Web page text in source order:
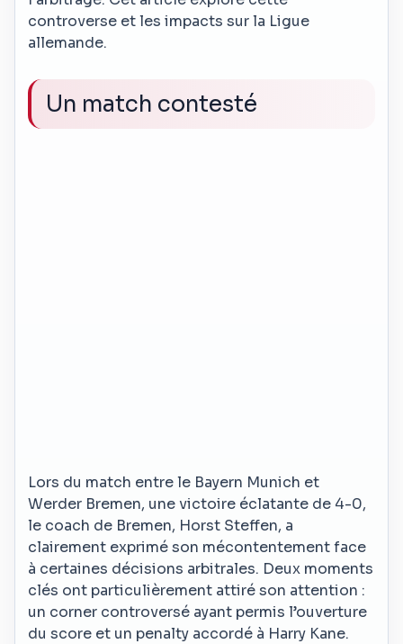
controverse et les impacts sur la Ligue
allemande.
Un match contesté
Lors du match entre le Bayern Munich et
Werder Bremen, une victoire éclatante de 4-0,
le coach de Bremen, Horst Steffen, a
clairement exprimé son mécontentement face
à certaines décisions arbitrales. Deux moments
clés ont particulièrement attiré son attention :
un corner controversé ayant permis l’ouverture
du score et un penalty accordé à Harry Kane.